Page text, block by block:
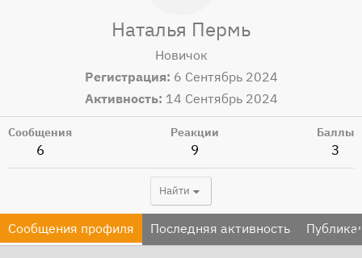
Наталья Пермь
Новичок
Регистрация 6 Сентябрь 2024
Активность 14 Сентябрь 2024
Сообщения
6
Реакции
9
Баллы
3
Найти
Сообщения профиля Последняя активность